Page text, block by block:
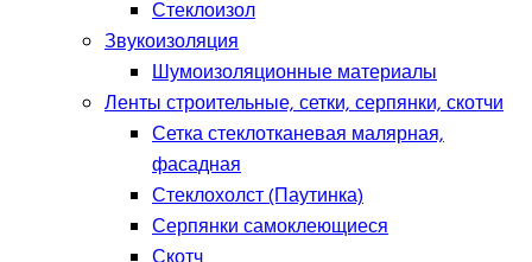
Стеклоизол
Звукоизоляция
Шумоизоляционные материалы
Ленты строительные, сетки, серпянки, скотчи
Сетка стеклотканевая малярная,
фасадная
Стеклохолст (Паутинка)
Серпянки самоклеющиеся